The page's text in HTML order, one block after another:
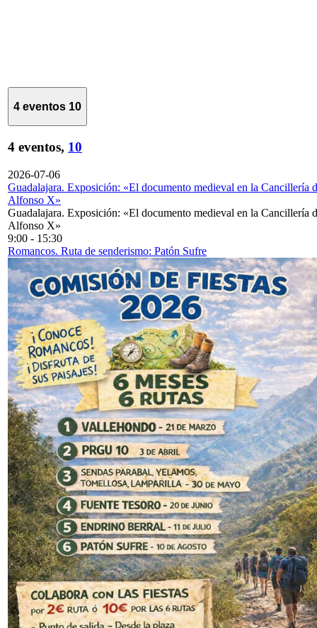
4 eventos 10
4 eventos, 10
2026-07-06
Guadalajara. Exposición: «El documento medieval en la Cancillería
Alfonso X»
Guadalajara. Exposición: «El documento medieval en la Cancillería
Alfonso X»
9:00 - 15:30
Romancos. Ruta de senderismo: Patón Sufre